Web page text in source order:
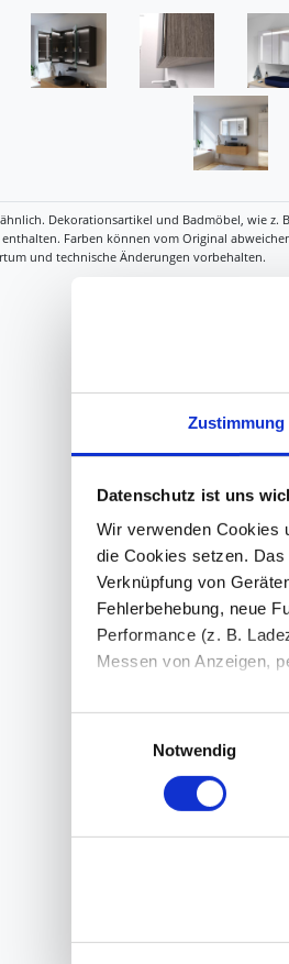
Zustimmung
Datenschutz ist uns
Wir verwenden Cookies
die Cookies setzen.
Verknüpfung von
Fehlerbehebung, neue
Performance (z. B.
Messen von Anzeigen,
Die Einzelheiten
die eingesetzten
Indem Sie auf den
Notwendig